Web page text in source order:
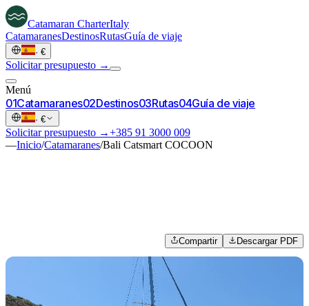
Catamaran CharterItaly
CatamaranesDestinosRutasGuía de viaje
· €
Solicitar presupuesto →
Menú
01Catamaranes02Destinos03Rutas04Guía de viaje
· €
Solicitar presupuesto →+385 91 3000 009
—Inicio/Catamaranes/Bali Catsmart COCOON
Compartir Descargar PDF